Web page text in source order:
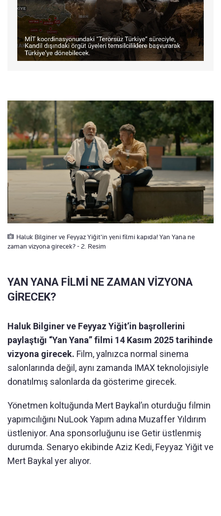
Haluk Bilginer ve Feyyaz Yiğit'in yeni filmi kapıda! Yan Yana ne
zaman vizyona girecek? - 2. Resim
YAN YANA FİLMİ NE ZAMAN VİZYONA
GİRECEK?
Haluk Bilginer ve Feyyaz Yiğit’in başrollerini
paylaştığı “Yan Yana” filmi 14 Kasım 2025 tarihinde
vizyona girecek. Film, yalnızca normal sinema
salonlarında değil, aynı zamanda IMAX teknolojisiyle
donatılmış salonlarda da gösterime girecek.
Yönetmen koltuğunda Mert Baykal’ın oturduğu filmin
yapımcılığını NuLook Yapım adına Muzaffer Yıldırım
üstleniyor. Ana sponsorluğunu ise Getir üstlenmiş
durumda. Senaryo ekibinde Aziz Kedi, Feyyaz Yiğit ve
Mert Baykal yer alıyor.